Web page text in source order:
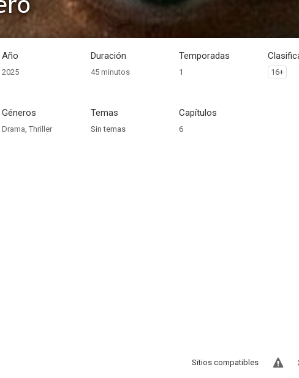
Año
2025
Duración
45 minutos
Temporadas
1 16+
Géneros
Drama, Thriller
Temas
Sin temas
Capítulos
6
Sitios compatibles